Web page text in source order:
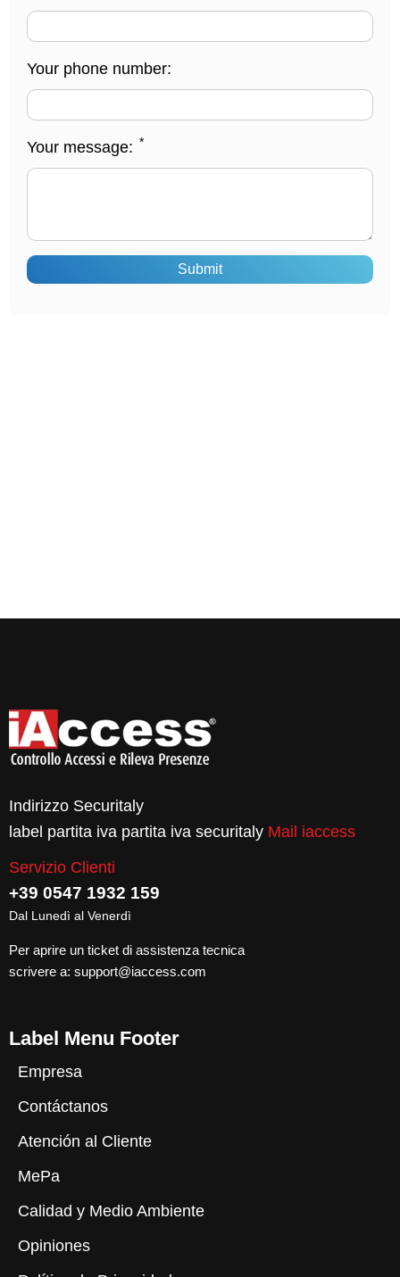
Your phone number:
Your message: *
Submit
Indirizzo Securitaly
label partita iva partita iva securitaly Mail iaccess
Servizio Clienti
+39 0547 1932 159
Dal Lunedì al Venerdì
Per aprire un ticket di assistenza tecnica
scrivere a: support@iaccess.com
Label Menu Footer
Empresa
Contáctanos
Atención al Cliente
MePa
Calidad y Medio Ambiente
Opiniones